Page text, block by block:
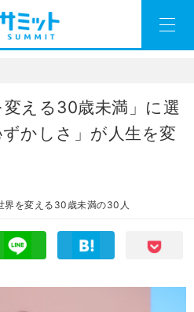
える30歳未満」に選
かしさ」が人生を変
界を変える30歳未満の30人